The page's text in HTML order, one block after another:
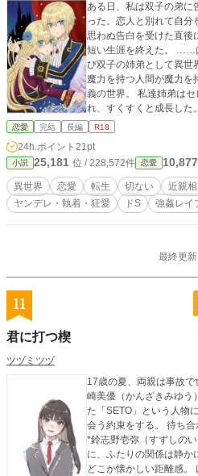
ある日、私は双子の弟に
った。恋人と別れて自
思わぬ告白を受けた直後
短い生涯を終えた。 ……
び双子の姉弟として異世
魔力を持つ人間が魔力を
義の世界。 私達姉弟は
れ、すくすくと成長し
れてきた私はある時、非
つ。高い魔力を持つ魔力
な時、エリート魔術師の
をした。「施設送りにな
ろ」と。 ──そうして主
事をきっかけに歪んでい
恋愛 完結 長編 R18
24h.ポイント 21pt
小説 25,181 位 / 228,572件 恋愛 10,877
異世界 恋愛 転生 切ない 近親
ヤンデレ・執着・狂愛
ドS 強姦レイ
最終更
11
君に打つ楔
ツヅミツヅ
17歳の夏、両親は事故
崎美優（かんざきみゆう
た「SETO」という人物に支えられ
会う約束をする。 待ち
*鈴志野壱弥（すずしのいちや）**
に、ふたりの関係は静か
どこか懐かしい距離感。